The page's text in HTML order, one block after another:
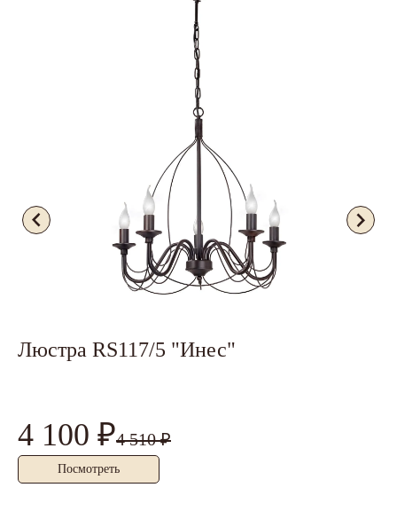
Люстра RS117/5 "Инес"
4 100 ₽4 510 ₽
Посмотреть